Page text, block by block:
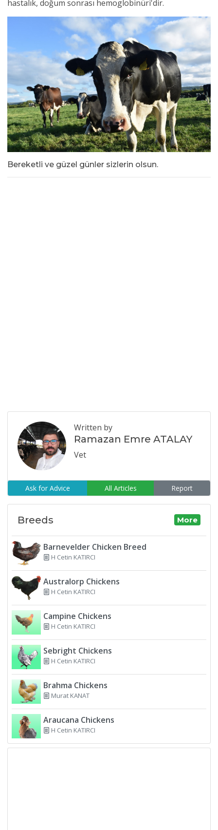
hastalık, doğum sonrası hemoglobinüri'dir.
Bereketli ve güzel günler sizlerin olsun.
Written by
Ramazan Emre ATALAY
Vet
Ask for Advice All Articles Report
Breeds More
Barnevelder Chicken Breed
H Cetin KATIRCI
Australorp Chickens
H Cetin KATIRCI
Campine Chickens
H Cetin KATIRCI
Sebright Chickens
H Cetin KATIRCI
Brahma Chickens
Murat KANAT
Araucana Chickens
H Cetin KATIRCI